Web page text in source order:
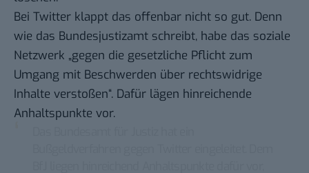
Bei Twitter klappt das offenbar nicht so gut. Denn
wie das Bundesjustizamt schreibt, habe das soziale
Netzwerk „gegen die gesetzliche Pflicht zum
Umgang mit Beschwerden über rechtswidrige
Inhalte verstoßen“. Dafür lägen hinreichende
Anhaltspunkte vor.